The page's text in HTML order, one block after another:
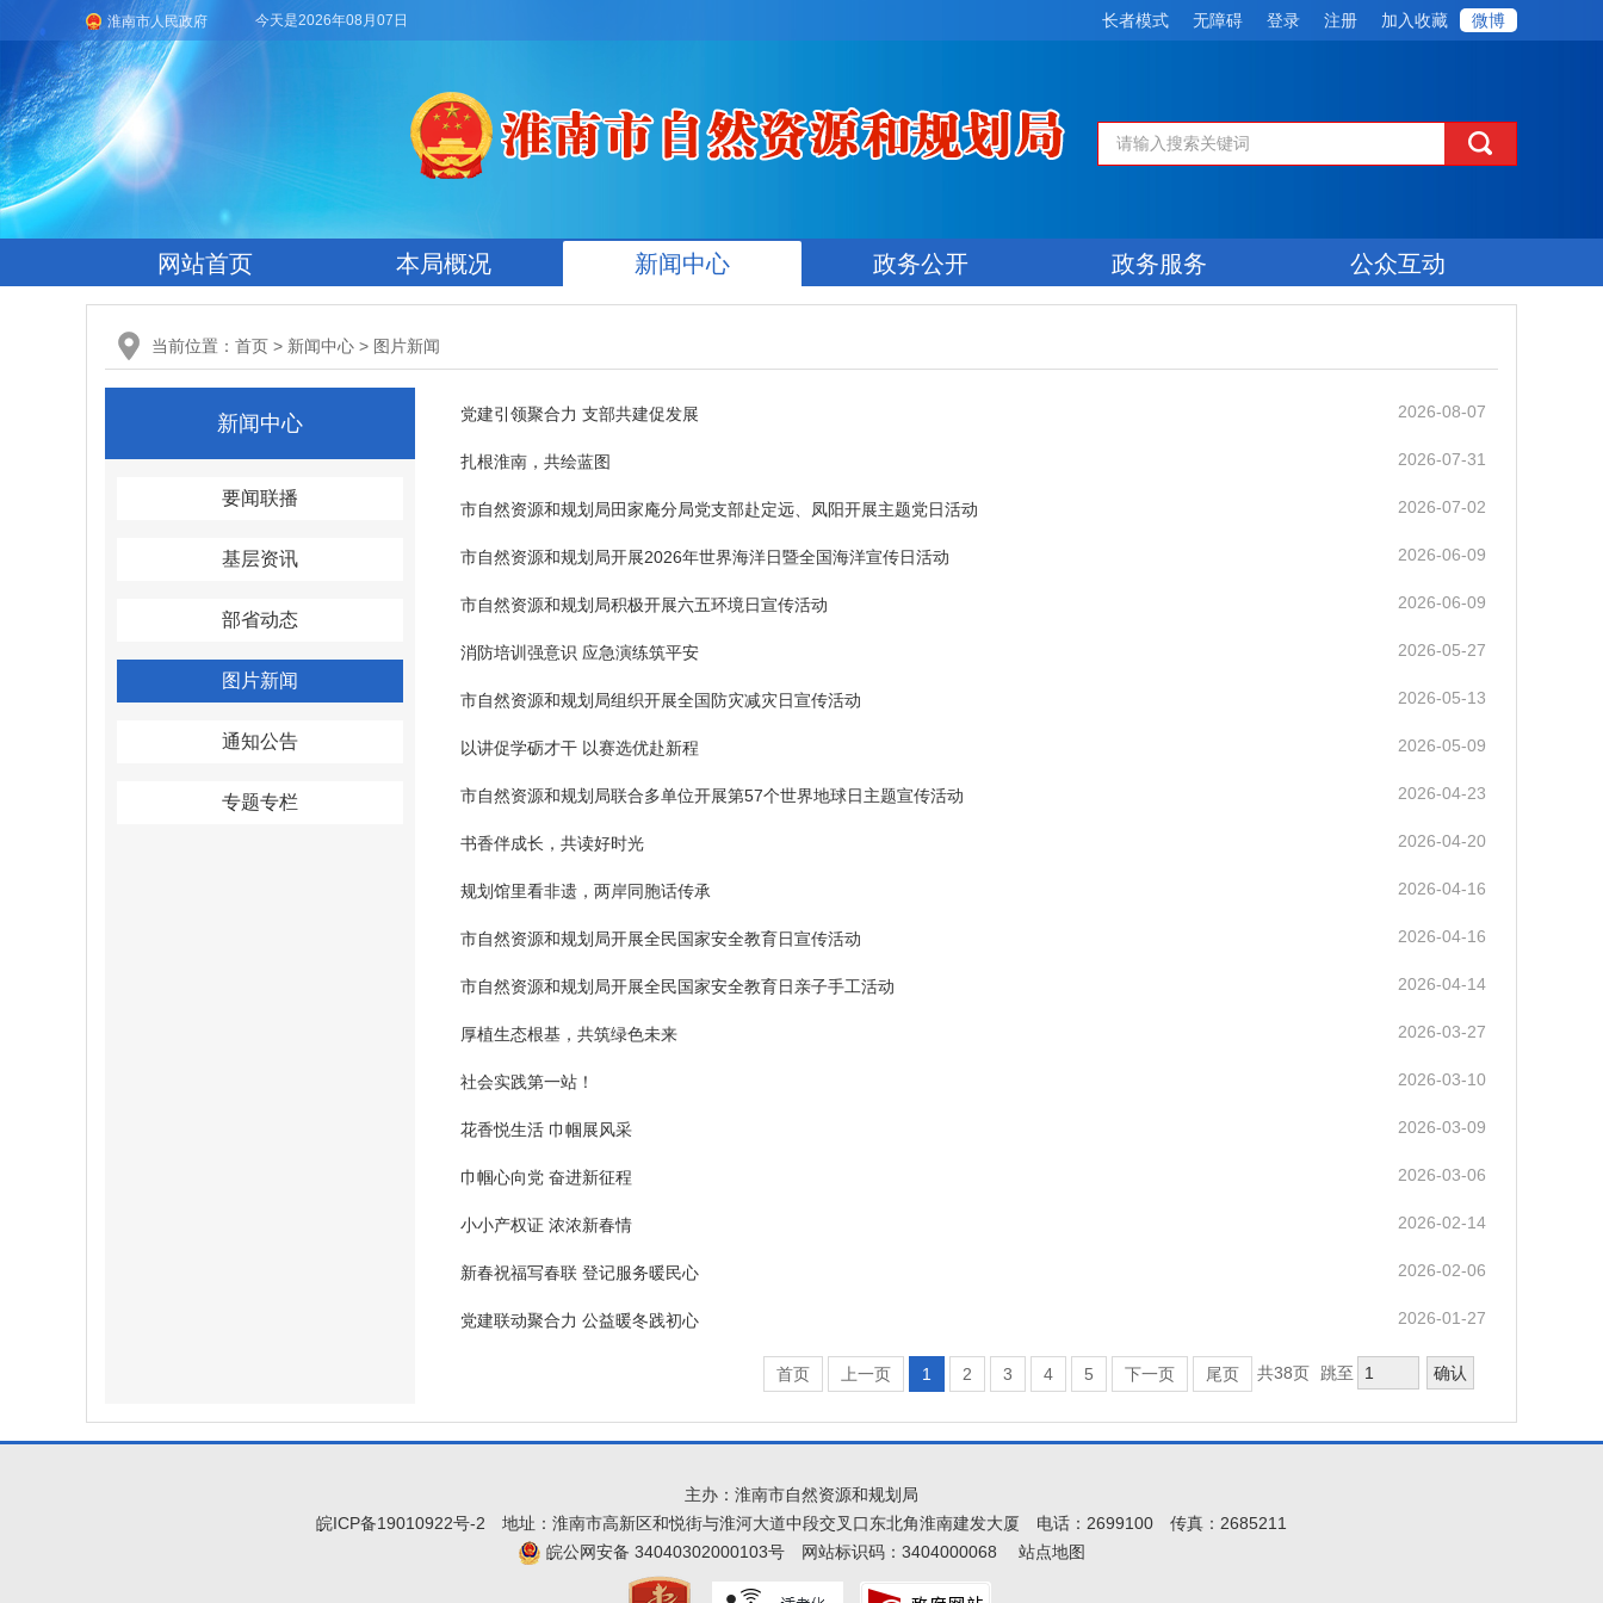
淮南市人民政府 今天是2026年08月07日 长者模式 无障碍 登录 注册 加入收藏 微博
网站首页 本局概况 新闻中心 政务公开 政务服务 公众互动
当前位置： 首页 > 新闻中心 > 图片新闻
新闻中心
要闻联播
基层资讯
部省动态
图片新闻
通知公告
专题专栏
党建引领聚合力 支部共建促发展 2026-08-07
扎根淮南，共绘蓝图 2026-07-31
市自然资源和规划局田家庵分局党支部赴定远、凤阳开展主题党日活动 2026-07-02
市自然资源和规划局开展2026年世界海洋日暨全国海洋宣传日活动 2026-06-09
市自然资源和规划局积极开展六五环境日宣传活动 2026-06-09
消防培训强意识 应急演练筑平安 2026-05-27
市自然资源和规划局组织开展全国防灾减灾日宣传活动 2026-05-13
以讲促学砺才干 以赛选优赴新程 2026-05-09
市自然资源和规划局联合多单位开展第57个世界地球日主题宣传活动 2026-04-23
书香伴成长，共读好时光 2026-04-20
规划馆里看非遗，两岸同胞话传承 2026-04-16
市自然资源和规划局开展全民国家安全教育日宣传活动 2026-04-16
市自然资源和规划局开展全民国家安全教育日亲子手工活动 2026-04-14
厚植生态根基，共筑绿色未来 2026-03-27
社会实践第一站！ 2026-03-10
花香悦生活 巾帼展风采 2026-03-09
巾帼心向党 奋进新征程 2026-03-06
小小产权证 浓浓新春情 2026-02-14
新春祝福写春联 登记服务暖民心 2026-02-06
党建联动聚合力 公益暖冬践初心 2026-01-27
首页 上一页 1 2 3 4 5 下一页 尾页 共38页 跳至 确认
主办：淮南市自然资源和规划局
皖ICP备19010922号-2
地址：淮南市高新区和悦街与淮河大道中段交叉口东北角淮南建发大厦 电话：2699100
传真：2685211
皖公网安备 34040302000103号
网站标识码：3404000068 站点地图